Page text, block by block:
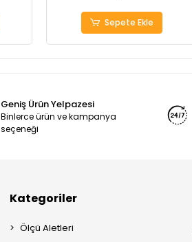
Sepete Ekle
Geniş Ürün Yelpazesi
Binlerce ürün ve kampanya
seçeneği
Kategoriler
Ölçü Aletleri